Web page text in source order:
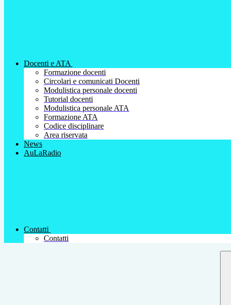
Docenti e ATA
Formazione docenti
Circolari e comunicati Docenti
Modulistica personale docenti
Tutorial docenti
Modulistica personale ATA
Formazione ATA
Codice disciplinare
Area riservata
News
AuLaRadio
Contatti
Contatti